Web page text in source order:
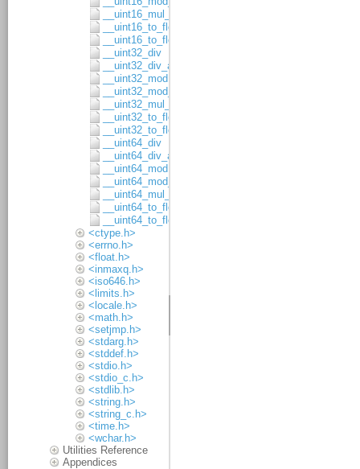
__uint16_mul_8x8
__uint16_to_float32
__uint16_to_float64
__uint32_div
__uint32_div_asgn
__uint32_mod
__uint32_mod_asgn
__uint32_mul_16x16
__uint32_to_float32
__uint32_to_float64
__uint64_div
__uint64_div_asgn
__uint64_mod
__uint64_mod_asgn
__uint64_mul_32x32
__uint64_to_float32
__uint64_to_float64
<ctype.h>
<errno.h>
<float.h>
<inmaxq.h>
<iso646.h>
<limits.h>
<locale.h>
<math.h>
<setjmp.h>
<stdarg.h>
<stddef.h>
<stdio.h>
<stdio_c.h>
<stdlib.h>
<string.h>
<string_c.h>
<time.h>
<wchar.h>
Utilities Reference
Appendices